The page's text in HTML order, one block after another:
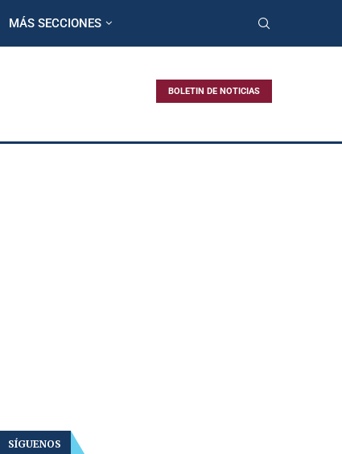
MÁS SECCIONES
BOLETIN DE NOTICIAS
SÍGUENOS